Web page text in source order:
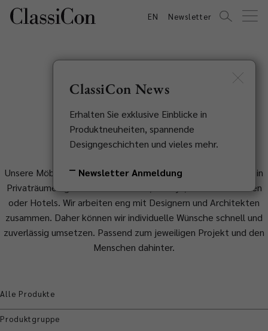
EN Newsletter
Projekte
Unsere Möbel sind ein Bekenntnis zu Substanz und Qualität - in
Privaträumen genauso wie in Büros, Lobbys, Geschäftsräumen
oder Hotels. Wir arbeiten eng mit Designern und Architekten
zusammen. Daher können wir individuelle Wünsche schnell und
zuverlässig umsetzen. Passend zum jeweiligen Projekt und den
Menschen dahinter.
Alle Produkte
Produktgruppe
ClassiCon News
Erhalten Sie exklusive Einblicke in
Produktneuheiten, spannende
Designgeschichten und vieles mehr.
Newsletter Anmeldung